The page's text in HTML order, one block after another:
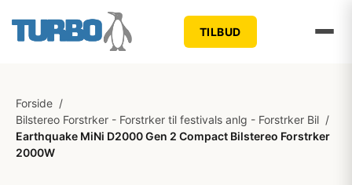
TILBUD
Forside /
Bilstereo Forstrker - Forstrker til festivals anlg - Forstrker Bil /
Earthquake MiNi D2000 Gen 2 Compact Bilstereo Forstrker
2000W